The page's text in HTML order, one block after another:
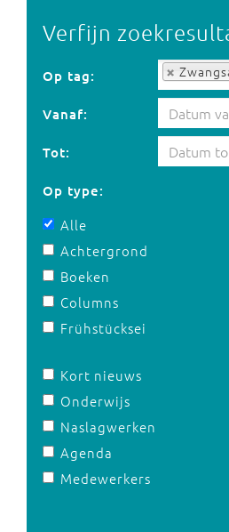
Verfijn
Op tag: Op tag:
Vanaf:
Tot:
Op type:
Alle
Achtergrond
Boeken
Columns
Frühstücksei
Kort nieuws
Onderwijs
Naslagwerken
Agenda
Medewerkers